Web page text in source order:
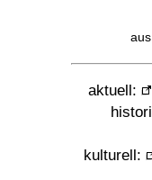
aktuell:
kulturell: